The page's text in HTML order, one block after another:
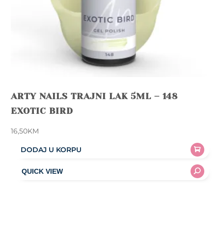
ARTY NAILS TRAJNI LAK 5ML – 148
EXOTIC BIRD
16,50KM
DODAJ U KORPU